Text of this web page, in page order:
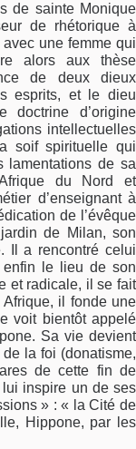
de sainte Monique
de rhétorique à
une femme qui
alors aux thèse
de deux dieux
esprits, et le dieu
doctrine d’origine
intellectuelles
soif spirituelle qui
lamentations de sa
du Nord et
d’enseignant à
de l’évêque
de Milan, son
Il a rencontré celui
enfin le lieu de son
et radicale, il se fait
il fonde une
voit bientôt appelé
Sa vie devient
la foi (donatisme,
de cette fin de
lui inspire un de ses
» : « la Cité de
Hippone, par les